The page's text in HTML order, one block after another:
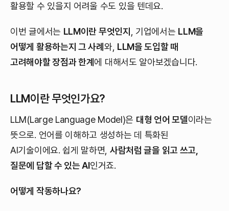
활용할 수 있을지 어려울 수도 있을 텐데요.
이번 글에서는 LLM이란 무엇인지 , 기업에서는 LLM을
어떻게 활용하는지 그 사례 와, LLM을 도입할 때
고려해야할 장점과 한계 에 대해서도 알아보겠습니다.
LLM이란 무엇인가요?
LLM(Large Language Model)은 대형 언어 모델이라는
뜻으로. 언어를 이해하고 생성하는 데 특화된
AI기술이에요. 쉽게 말하면, 사람처럼 글을 읽고 쓰고,
질문에 답할 수 있는 AI인거죠.
어떻게 작동하나요?